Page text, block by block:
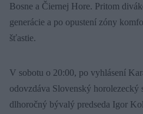
Bosne a Čiernej Hore. Pritom
generácie a po opustení zóny
šťastie.
V sobotu o 20:00, po vyhlásení
odovzdáva Slovenský horolezecký
dlhoročný bývalý predseda Igor